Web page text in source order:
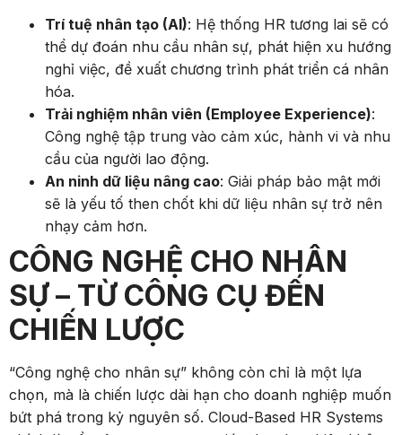
Trí tuệ nhân tạo (AI): Hệ thống HR tương lai sẽ có
thể dự đoán nhu cầu nhân sự, phát hiện xu hướng
nghỉ việc, đề xuất chương trình phát triển cá nhân
hóa.
Trải nghiệm nhân viên (Employee Experience):
Công nghệ tập trung vào cảm xúc, hành vi và nhu
cầu của người lao động.
An ninh dữ liệu nâng cao: Giải pháp bảo mật mới
sẽ là yếu tố then chốt khi dữ liệu nhân sự trở nên
nhạy cảm hơn.
CÔNG NGHỆ CHO NHÂN
SỰ – TỪ CÔNG CỤ ĐẾN
CHIẾN LƯỢC
“Công nghệ cho nhân sự” không còn chỉ là một lựa
chọn, mà là chiến lược dài hạn cho doanh nghiệp muốn
bứt phá trong kỷ nguyên số. Cloud-Based HR Systems